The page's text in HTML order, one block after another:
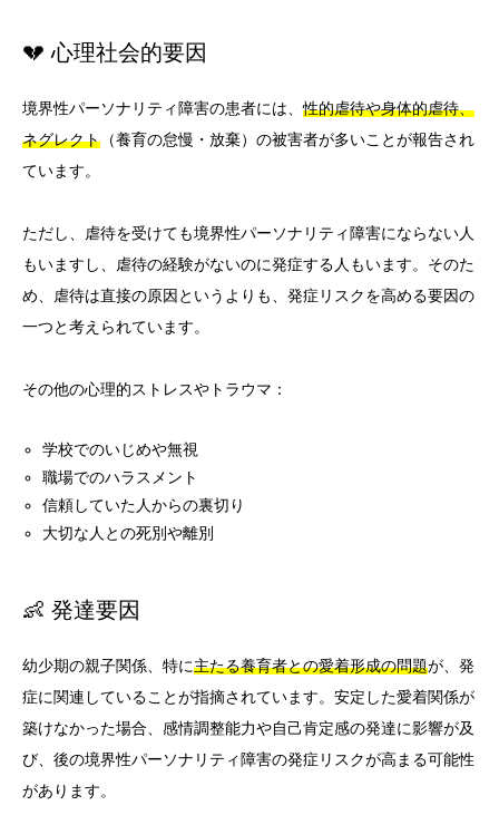
💔 心理社会的要因
境界性パーソナリティ障害の患者には、性的虐待や身体的虐待、
ネグレクト （養育の怠慢・放棄）の被害者が多いことが報告され
ています。
ただし、虐待を受けても境界性パーソナリティ障害にならない人
もいますし、虐待の経験がないのに発症する人もいます。そのた
め、虐待は直接の原因というよりも、発症リスクを高める要因の
一つと考えられています。
その他の心理的ストレスやトラウマ：
学校でのいじめや無視
職場でのハラスメント
信頼していた人からの裏切り
大切な人との死別や離別
👶 発達要因
幼少期の親子関係、特に主たる養育者との愛着形成の問題が、発
症に関連していることが指摘されています。安定した愛着関係が
築けなかった場合、感情調整能力や自己肯定感の発達に影響が及
び、後の境界性パーソナリティ障害の発症リスクが高まる可能性
があります。